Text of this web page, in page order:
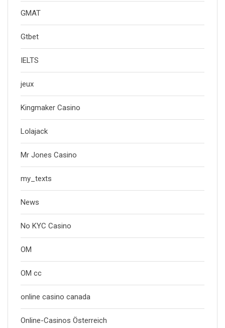
GMAT
Gtbet
IELTS
jeux
Kingmaker Casino
Lolajack
Mr Jones Casino
my_texts
News
No KYC Casino
OM
OM cc
online casino canada
Online-Casinos Österreich